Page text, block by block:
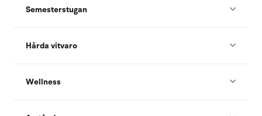
Semesterstugan
Hårda vitvaro
Wellness